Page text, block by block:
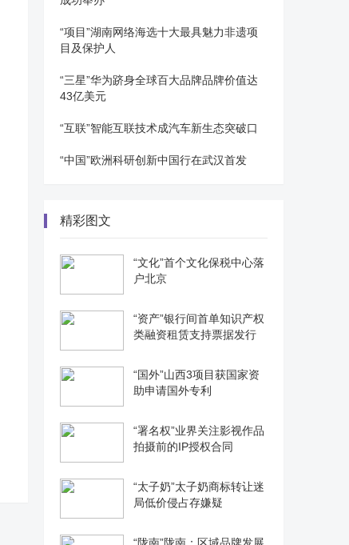
“项目”湖南网络海选十大最具魅力非遗项
目及保护人
“三星”华为跻身全球百大品牌品牌价值达
43亿美元
“互联”智能互联技术成汽车新生态突破口
“中国”欧洲科研创新中国行在武汉首发
精彩图文
“文化”首个文化保税中心落
户北京
“资产”银行间首单知识产权
类融资租赁支持票据发行
“国外”山西3项目获国家资
助申请国外专利
“署名权”业界关注影视作品
拍摄前的IP授权合同
“太子奶”太子奶商标转让迷
局低价侵占存嫌疑